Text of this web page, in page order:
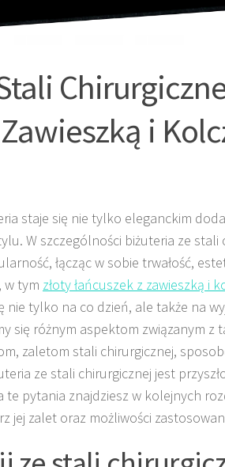
i
staje się nie tylko eleganckim
W szczególności biżuteria ze stali
łącząc w sobie trwałość,
w tym złoty łańcuszek z zawieszką i
nie tylko na co dzień, ale także na
się różnym aspektom związanym z
zaletom stali chirurgicznej,
ze stali chirurgicznej jest
pytania znajdziesz w kolejnych
jej zalet oraz możliwości